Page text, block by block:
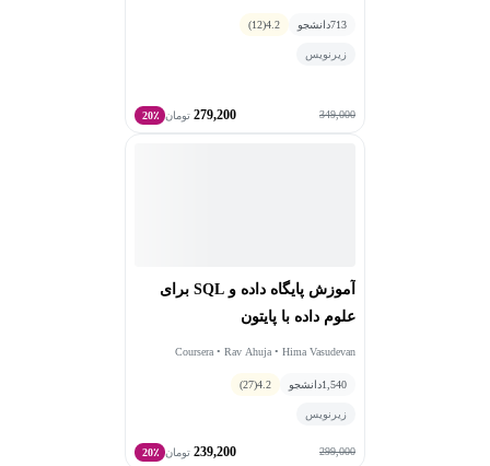
713دانشجو 4.2
(12)
زیرنویس
349,000
279,200 تومان 20٪
آموزش پایگاه داده و SQL برای
علوم داده با پایتون
Coursera • Rav Ahuja • Hima Vasudevan
1,540دانشجو 4.2
(27)
زیرنویس
299,000
239,200 تومان 20٪